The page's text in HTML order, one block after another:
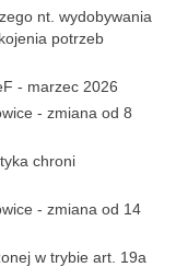
nt. wydobywania
potrzeb
- marzec 2026
- zmiana od 8
chroni
- zmiana od 14
w trybie art. 19a